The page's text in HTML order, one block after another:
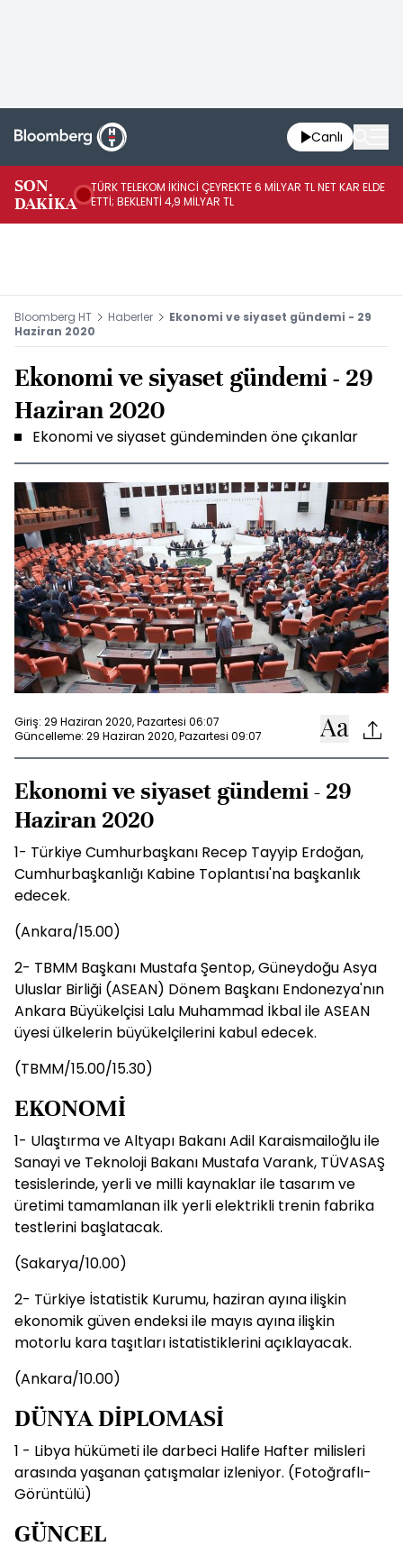
Canlı
SON
DAKİKA
TÜRK TELEKOM İKİNCİ ÇEYREKTE 6 MİLYAR TL NET KAR ELDE
ETTİ; BEKLENTİ 4,9 MİLYAR TL
Bloomberg HT Haberler
Ekonomi ve siyaset gündemi - 29
Haziran 2020
Ekonomi ve siyaset gündemi - 29
Haziran 2020
Ekonomi ve siyaset gündeminden öne çıkanlar
Giriş: 29 Haziran 2020, Pazartesi 06:07
Güncelleme: 29 Haziran 2020, Pazartesi 09:07
Ekonomi ve siyaset gündemi - 29
Haziran 2020
1- Türkiye Cumhurbaşkanı Recep Tayyip Erdoğan,
Cumhurbaşkanlığı Kabine Toplantısı'na başkanlık
edecek.
(Ankara/15.00)
2- TBMM Başkanı Mustafa Şentop, Güneydoğu Asya
Uluslar Birliği (ASEAN) Dönem Başkanı Endonezya'nın
Ankara Büyükelçisi Lalu Muhammad İkbal ile ASEAN
üyesi ülkelerin büyükelçilerini kabul edecek.
(TBMM/15.00/15.30)
EKONOMİ
1- Ulaştırma ve Altyapı Bakanı Adil Karaismailoğlu ile
Sanayi ve Teknoloji Bakanı Mustafa Varank, TÜVASAŞ
tesislerinde, yerli ve milli kaynaklar ile tasarım ve
üretimi tamamlanan ilk yerli elektrikli trenin fabrika
testlerini başlatacak.
(Sakarya/10.00)
2- Türkiye İstatistik Kurumu, haziran ayına ilişkin
ekonomik güven endeksi ile mayıs ayına ilişkin
motorlu kara taşıtları istatistiklerini açıklayacak.
(Ankara/10.00)
DÜNYA DİPLOMASİ
1 - Libya hükümeti ile darbeci Halife Hafter milisleri
arasında yaşanan çatışmalar izleniyor. (Fotoğraflı-
Görüntülü)
GÜNCEL